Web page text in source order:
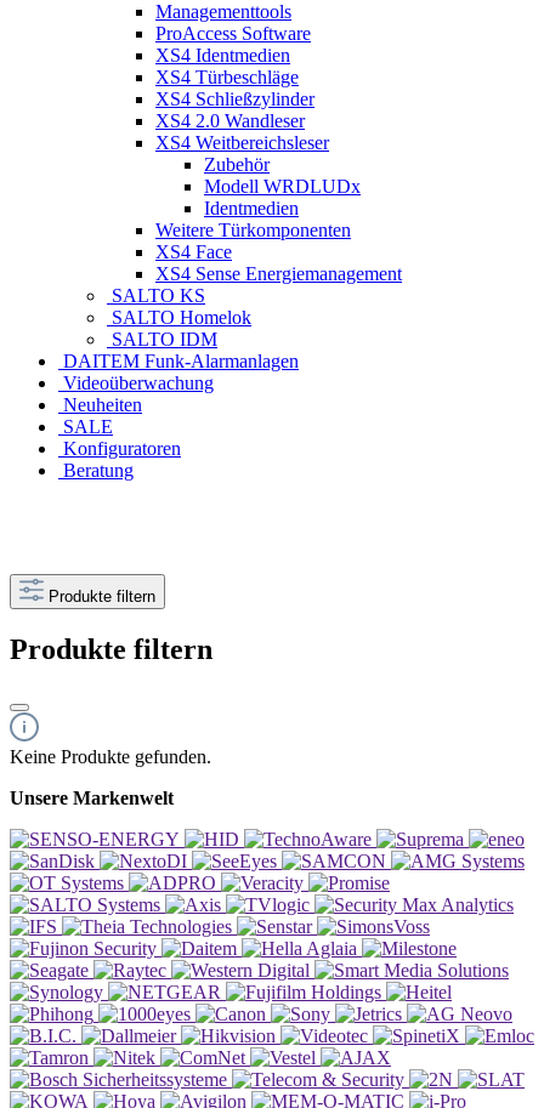
Managementtools
ProAccess Software
XS4 Identmedien
XS4 Türbeschläge
XS4 Schließzylinder
XS4 2.0 Wandleser
XS4 Weitbereichsleser
Zubehör
Modell WRDLUDx
Identmedien
Weitere Türkomponenten
XS4 Face
XS4 Sense Energiemanagement
SALTO KS
SALTO Homelok
SALTO IDM
DAITEM Funk-Alarmanlagen
Videoüberwachung
Neuheiten
SALE
Konfiguratoren
Beratung
Produkte filtern
Produkte filtern
Keine Produkte gefunden.
Unsere Markenwelt